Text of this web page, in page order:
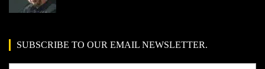
SUBSCRIBE TO OUR EMAIL NEWSLETTER.